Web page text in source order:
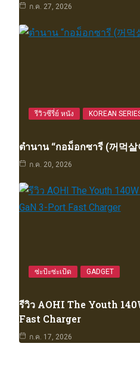
ก.ค. 27, 2026
รีวิวซีรี่ย์ หนัง KOREAN
ตำนาน “กอม็อกซารี (꺼먹살
ก.ค. 20, 2026
ซ่ะป้ะซ่ะเป้ด GADGET
รีวิว AOHI The Youth
Fast Charger
ก.ค. 17, 2026